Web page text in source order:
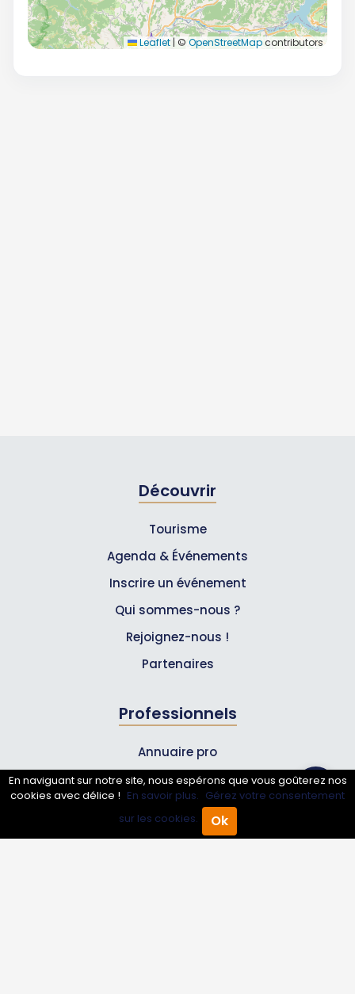
Annuaire Pro Agenda
Leaflet | © OpenStreetMapcontributors
Découvrir
Tourisme
Agenda & Événements
Inscrire un événement
Qui sommes-nous ?
Rejoignez-nous !
Partenaires
Professionnels
Annuaire pro
Inscrire mon entreprise
Les Abonnements Pros
En naviguant sur notre site, nous espérons que vous goûterez nos
cookies avec délice ! En savoir plus. Gérez votre consentement
sur les cookies.
Ok